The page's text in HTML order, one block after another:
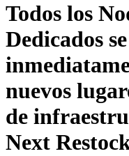
Todos los
Dedicados
nuevos
de
Next